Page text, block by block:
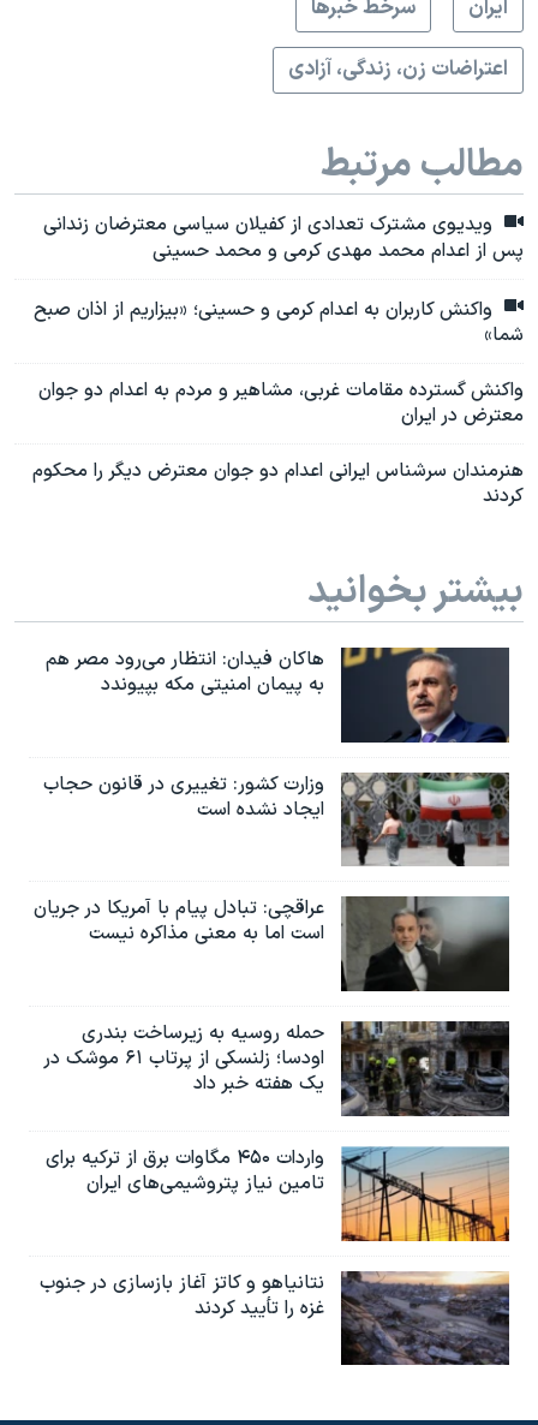
ايران
سرخط خبرها
اعتراضات زن، زندگی، آزادی
مطالب مرتبط
ویدیوی مشترک تعدادی از کفیلان سیاسی معترضان زندانی
پس از اعدام محمد مهدی کرمی و محمد حسینی
واکنش کاربران به اعدام کرمی و حسینی؛ «بیزاریم از اذان صبح
شما»
واکنش گسترده مقامات غربی، مشاهیر و مردم به اعدام دو جوان
معترض در ایران
هنرمندان سرشناس ایرانی اعدام دو جوان معترض دیگر را محکوم
کردند
بیشتر بخوانید
هاکان فیدان: انتظار می‌رود مصر هم
به پیمان امنیتی مکه بپیوندد
وزارت کشور: تغییری در قانون حجاب
ایجاد نشده است
عراقچی: تبادل پیام با آمریکا در جریان
است اما به معنی مذاکره نیست
حمله روسیه به زیرساخت بندری
اودسا؛ زلنسکی از پرتاب ۶۱ موشک در
یک هفته خبر داد
واردات ۴۵۰ مگاوات برق از ترکیه برای
تامین نیاز پتروشیمی‌های ایران
نتانیاهو و کاتز آغاز بازسازی در جنوب
غزه را تأیید کردند